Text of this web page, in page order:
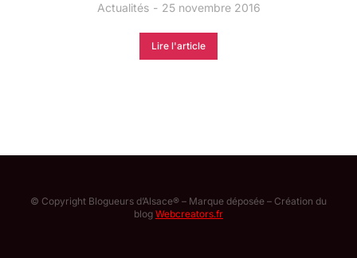
Actualités 25 novembre 2016
Lire l'article
© Copyright Blogueurs d’Alsace® – Marque déposée – Création du
blog Webcreators.fr